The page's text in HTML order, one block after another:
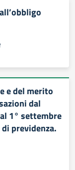
e del merito
dal
1° settembre
previdenza.